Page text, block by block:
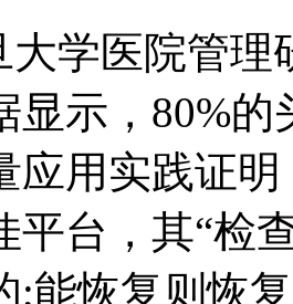
大学医院管理
显示，80%的
应用实践证
平台，其“检
;能恢复则恢